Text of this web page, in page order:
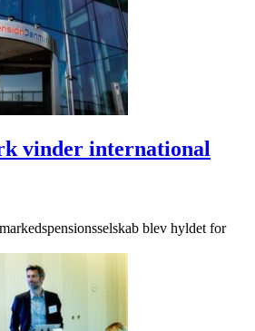
vinder international
blev hyldet for